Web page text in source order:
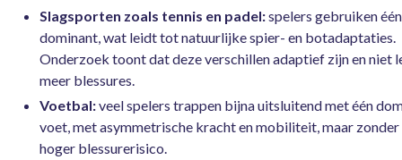
Slagsporten zoals tennis en padel:spelers gebruiken
dominant, wat leidt tot natuurlijke spier- en botadaptaties.
Onderzoek toont dat deze verschillen adaptief zijn en niet
meer blessures.
Voetbal:veel spelers trappen bijna uitsluitend met één
voet, met asymmetrische kracht en mobiliteit, maar
hoger blessurerisico.